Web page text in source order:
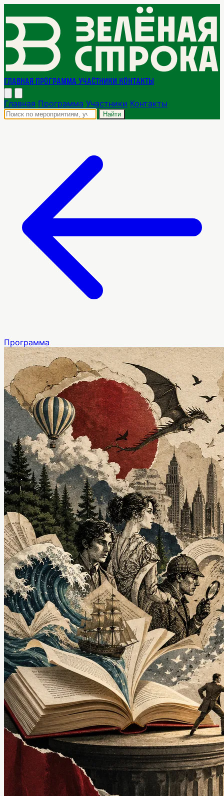
Главная Программа Участники Контакты
Главная Программа Участники Контакты
Найти
Программа